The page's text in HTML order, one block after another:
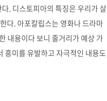
. 디스토피아의 특징은 우리가 살
다. 아포칼립스는 영화나 드라마
내용이다 보니 줄거리가 예상 가
흥미를 유발하고 자극적인 내용도